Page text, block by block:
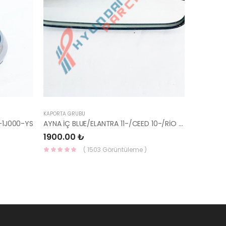
YS
KAPORTA GRUBU
AYNA İÇ BLUE/ELANTRA 11-/CEED 10-/RİO 12-/SPORTAGE 11- 85101-3X100-HMC
1900.00 ₺
( 1503 Görüntüleme )